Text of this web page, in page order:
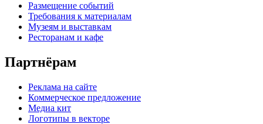
Размещение событий
Требования к материалам
Музеям и выставкам
Ресторанам и кафе
Партнёрам
Реклама на сайте
Коммерческое предложение
Медиа кит
Логотипы в векторе